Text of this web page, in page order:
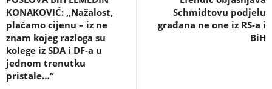
KONAKOVIĆ: „Nažalost,
plaćamo cijenu – iz ne
znam kojeg razloga su
kolege iz SDA i DF-a u
jednom trenutku
pristale…“
Schmidtovu podjelu
građana ne one iz RS-a i
BiH